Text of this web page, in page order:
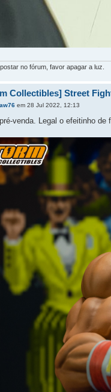
no fórum, favor apagar a luz.
Collectibles] Street
em 28 Jul 2022, 12:13
venda. Legal o efeitinho de